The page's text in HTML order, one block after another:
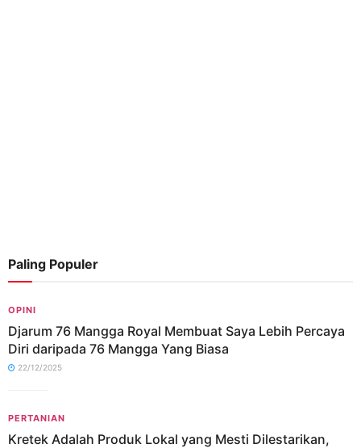
Paling Populer
OPINI
Djarum 76 Mangga Royal Membuat Saya Lebih Percaya
Diri daripada 76 Mangga Yang Biasa
22/12/2025
PERTANIAN
Kretek Adalah Produk Lokal yang Mesti Dilestarikan,